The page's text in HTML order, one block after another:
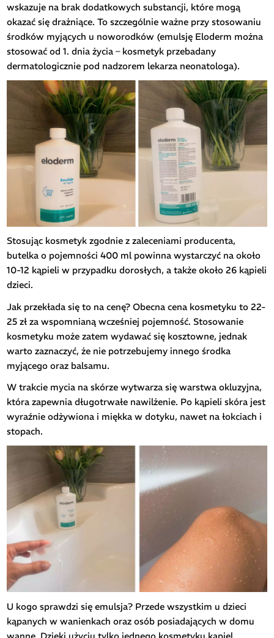
wskazuje na brak dodatkowych substancji, które mogą
okazać się drażniące. To szczególnie ważne przy stosowaniu
środków myjących u noworodków (emulsję Eloderm można
stosować od 1. dnia życia – kosmetyk przebadany
dermatologicznie pod nadzorem lekarza neonatologa).
Stosując kosmetyk zgodnie z zaleceniami producenta,
butelka o pojemności 400 ml powinna wystarczyć na około
10-12 kąpieli w przypadku dorosłych, a także około 26 kąpieli
dzieci.
Jak przekłada się to na cenę? Obecna cena kosmetyku to 22-
25 zł za wspomnianą wcześniej pojemność. Stosowanie
kosmetyku może zatem wydawać się kosztowne, jednak
warto zaznaczyć, że nie potrzebujemy innego środka
myjącego oraz balsamu.
W trakcie mycia na skórze wytwarza się warstwa okluzyjna,
która zapewnia długotrwałe nawilżenie. Po kąpieli skóra jest
wyraźnie odżywiona i miękka w dotyku, nawet na łokciach i
stopach.
U kogo sprawdzi się emulsja? Przede wszystkim u dzieci
kąpanych w wanienkach oraz osób posiadających w domu
wannę. Dzięki użyciu tylko jednego kosmetyku kąpiel